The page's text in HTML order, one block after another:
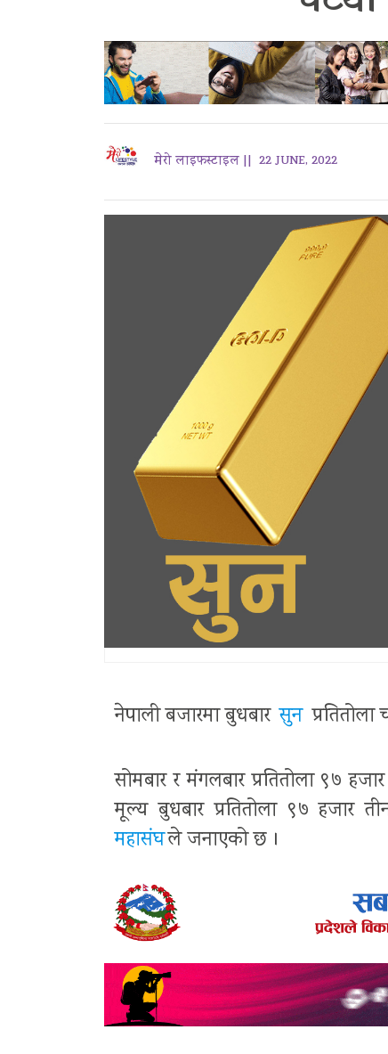
मेरो लाइफस्टाइल || 22 JUNE, 2022
नेपाली बजारमा बुधबार सुन
सोमबार र मंगलबार प्रतितोला ९७
मूल्य बुधबार प्रतितोला ९७ हजार
महासंघले जनाएको छ ।